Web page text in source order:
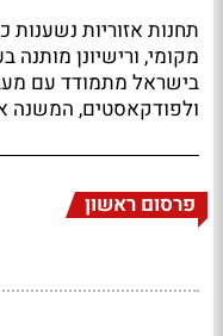
תחנות אזוריות נשענות
מקומי, ורישיונן מותנה
בישראל מתמודד עם
ולפודקאסטים, המשנה
פרסום ראשון